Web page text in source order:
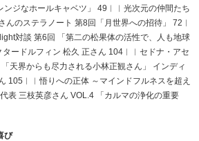
ンジなホールキャベツ」 49︱︱光次元の仲間たち
んのステラノート 第8回「月世界への招待」 72︱
対談 第6回 「第二の松果体の活性で、人も地球
ードルフィン 松久 正さん 104︱︱セドナ・アセ
天界からも尽力される小林正観さん」 インディ
105︱︱悟りへの正体 ～マインドフルネスを超え
表 三枝英彦さん VOL.4 「カルマの浄化の重要
び